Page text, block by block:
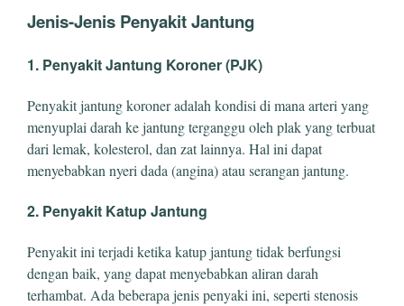
Jenis-Jenis Penyakit Jantung
1. Penyakit Jantung Koroner (PJK)
Penyakit jantung koroner adalah kondisi di mana arteri yang
menyuplai darah ke jantung terganggu oleh plak yang terbuat
dari lemak, kolesterol, dan zat lainnya. Hal ini dapat
menyebabkan nyeri dada (angina) atau serangan jantung.
2. Penyakit Katup Jantung
Penyakit ini terjadi ketika katup jantung tidak berfungsi
dengan baik, yang dapat menyebabkan aliran darah
terhambat. Ada beberapa jenis penyaki ini, seperti stenosis